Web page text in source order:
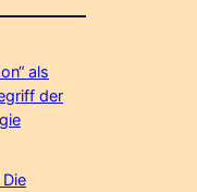
als
der
Die